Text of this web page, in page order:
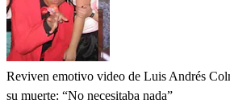
Reviven emotivo video de Luis Andrés
su muerte: “No necesitaba nada”